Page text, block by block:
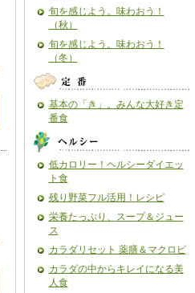
旬を感じよう。味わおう！
（秋）
旬を感じよう。味わおう！
（冬）
基本の「き」。みんな大好き定
番食
低カロリー！ヘルシーダイエッ
ト食
残り野菜フル活用！レシピ
栄養たっぷり、スープ＆ジュー
ス
カラダリセット 薬膳＆マクロビ
カラダの中からキレイになる美
人食